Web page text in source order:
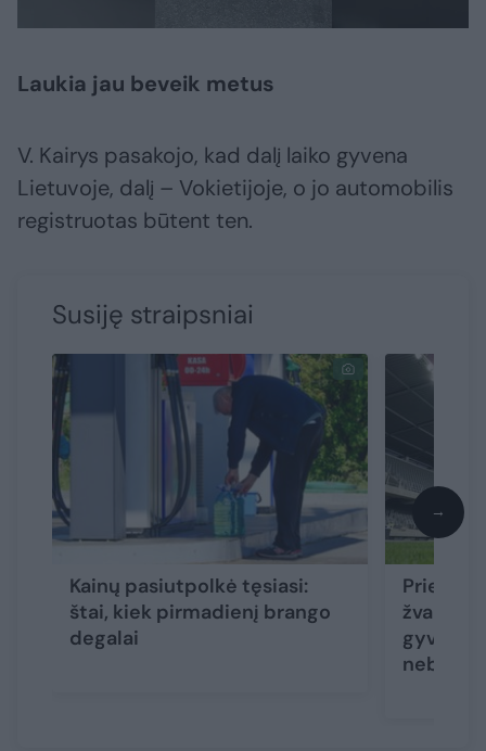
Laukia jau beveik metus
V. Kairys pasakojo, kad dalį laiko gyvena
Lietuvoje, dalį – Vokietijoje, o jo automobilis
registruotas būtent ten.
Susiję straipsniai
Kainų pasiutpolkė tęsiasi:
štai, kiek pirmadienį brango
degalai
Prieš
nebuvo
→